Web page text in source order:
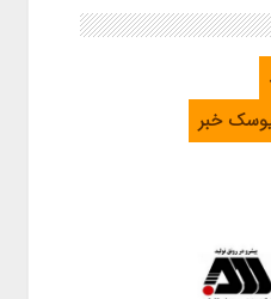
اینفوگرافیک / راهنمای خرید ارز
اربعین از طریق اپلیکیشن بله
خبر